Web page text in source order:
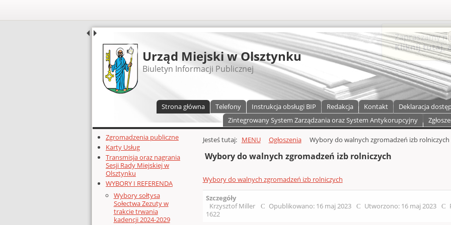
UDOSTĘPNIJ
Urząd Miejski w Olsztynku
Biuletyn Informacji Publicznej
Strona główna Telefony Instrukcja obsługi BIP Redakcja Kontakt Deklaracja
Zintegrowany System Zarządzania oraz System Antykorupcyjny
Dodatkowe zasoby (lewa kolumna)
Zgromadzenia publiczne
Karty Usług
Transmisja oraz nagrania
Sesji Rady Miejskiej w
Olsztynku
WYBORY I REFERENDA
Wybory sołtysa
Sołectwa Zezuty w
trakcie trwania
kadencji 2024-2029
Głównej zawartości
Jesteś tutaj: MENU Ogłoszenia Wybory do walnych zgromadzeń izb rolniczych
Wybory do walnych zgromadzeń izb rolniczych
Wybory do walnych zgromadzeń izb rolniczych
Szczegóły
Krzysztof Miller
Opublikowano: 16 maj 2023 Utworzono: 16 maj 2023
1622